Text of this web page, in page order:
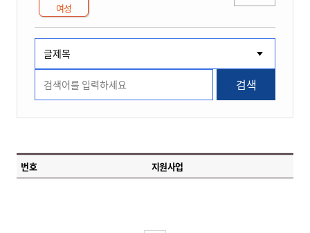
여성
검색
번호 지원사업